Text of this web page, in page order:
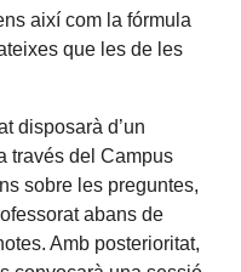
així com la fórmula
que les de les
disposarà d’un
través del Campus
sobre les preguntes,
abans de
Amb posterioritat,